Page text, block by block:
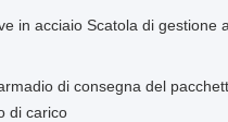
in acciaio Scatola di gestione
di consegna del
di carico